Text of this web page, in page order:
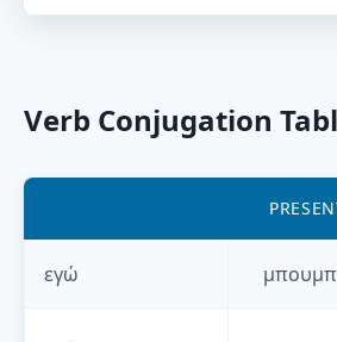
Verb Conjugation
εγώ